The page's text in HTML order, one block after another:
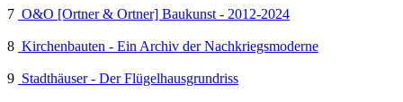
7 O&O [Ortner & Ortner] Baukunst - 2012-2024
8 Kirchenbauten - Ein Archiv der Nachkriegsmoderne
9 Stadthäuser - Der Flügelhausgrundriss